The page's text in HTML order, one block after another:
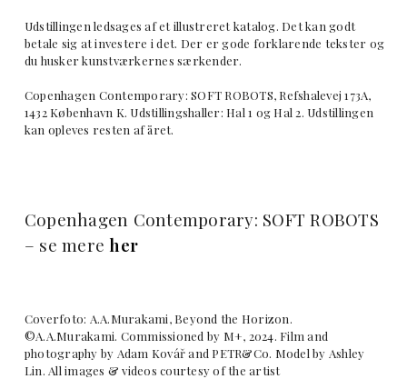
Udstillingen ledsages af et illustreret katalog. Det kan godt
betale sig at investere i det. Der er gode forklarende tekster og
du husker kunstværkernes særkender.
Copenhagen Contemporary: SOFT ROBOTS, Refshalevej 173A,
1432 København K. Udstillingshaller: Hal 1 og Hal 2. Udstillingen
kan opleves resten af året.
Copenhagen Contemporary: SOFT ROBOTS
– se mereher
Coverfoto: A.A.Murakami, Beyond the Horizon.
©A.A.Murakami. Commissioned by M+, 2024. Film and
photography by Adam Kovář and PETR&Co. Model by Ashley
Lin. All images & videos courtesy of the artist